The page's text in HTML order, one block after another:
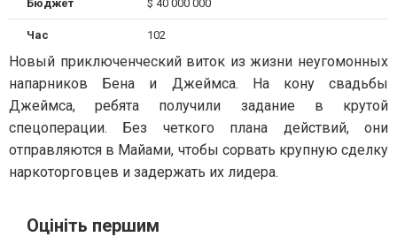
Бюджет $ 40 000 000
Час 102
Новый приключенческий виток из жизни неугомонных
напарников Бена и Джеймса. На кону свадьбы
Джеймса, ребята получили задание в крутой
спецоперации. Без четкого плана действий, они
отправляются в Майами, чтобы сорвать крупную сделку
наркоторговцев и задержать их лидера.
Оцініть першим